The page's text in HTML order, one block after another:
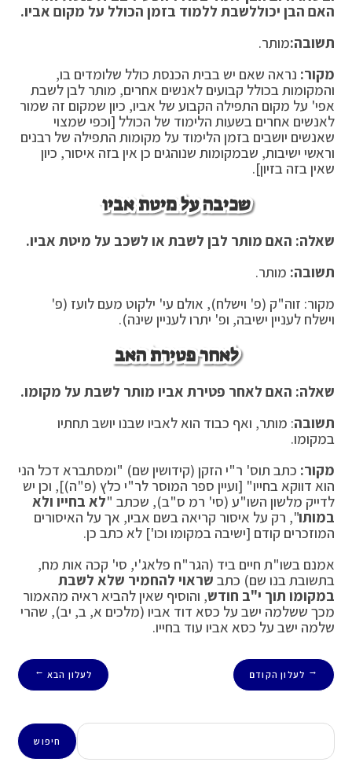
האם הבן יכוללשבת ללמוד בזמן הכולל על מקום אביו.
תשובה:מותר.
מקור: נראה שאם יש בבית הכנסת כולל שלומדים בו,
והמקומות בכולל קבועים לאנשים אחרים, מותר לבן לשבת
אפי' על מקום התפילה הקבוע של אביו, כיון שמקום זה שמור
לאנשים אחרים בשעות הלימוד של הכולל [וכפי שמצוי
שאנשים יושבים בזמן הלימוד על מקומות התפילה של רבנים
וראשי ישיבות, שבמקומות שנוהגים כן אין בזה איסור, כיון
שאין בזה בזיון].
שכיבה על מיטת אביו
שאלה: האם מותר לבן לשבת או לשכב על מיטת אביו.
תשובה: מותר.
מקור: זוה"ק (פ' וישלח), אולם עי' ילקוט מעם לועז (פ'
וישלח לעניין ישיבה, ופ' יתרו לעניין שינה).
לאחר פטירת האב
שאלה: האם לאחר פטירת אביו מותר לשבת על מקומו.
תשובה: מותר, ואף כבוד הוא לאביו שבנו יושב תחתיו
במקומו.
מקור: כתב תוס' ר"י הזקן (קידושין שם) "ומסתברא דכל הני
הוא דווקא בחייו" [ועיין ספר המוסר לר"י כלץ (פ"ה)], וכן יש
לדייק מלשון השו"ע (סי' רמ ס"ב), שכתב "לא בחייו ולא
במותו", רק על איסור קריאה בשם אביו, אך על האיסורים
המוזכרים קודם [ישיבה במקומו וכו'] לא כתב כן.
אמנם בשו"ת חיים ביד (הגר"ח פלאג'י, סי' קכה אות מח,
בתשובת בנו שם) כתב שראוי להחמיר שלא לשבת
במקומו תוך י"ב חודש, והוסיף שאין להביא ראיה מהאמור
מכך ששלמה ישב על כסא דוד אביו (מלכים א, ב, יב), שהרי
שלמה ישב על כסא אביו עוד בחייו.
← לעלון הקודם לעלון הבא →
חיפוש
חיפוש